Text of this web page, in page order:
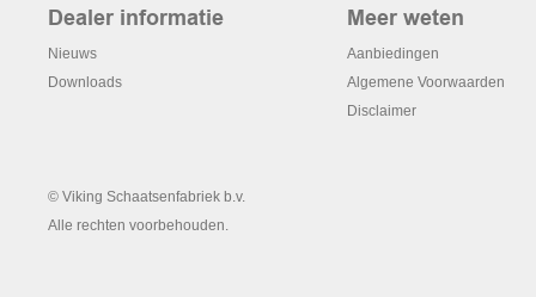
Dealer informatie
Nieuws
Downloads
© Viking Schaatsenfabriek b.v.
Alle rechten voorbehouden.
Meer weten
Aanbiedingen
Algemene Voorwaarden
Disclaimer